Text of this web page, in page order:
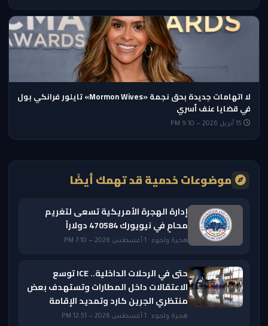
لا اتهامات جديدة بحق نجمة «Mormon Wives» تايلور فرانكي بول
في قضايا عنف أسري
موضوعات خدمية قد تهمك أيضًا
إدارة الهجرة الأمريكية تسعى لتغريم
محامٍ في نيويورك 470584 دولاراً
هجرة ولجوء · 1 أغسطس 2026 — 7:10 PM
حتى في الرحلات الداخلية.. ICE توسع
الاعتقالات داخل المطارات وتستهدف بعض
منتظري الجرين كارد وتمديد الإقامة
هجرة ولجوء · 1 أغسطس 2026 — 12:51 PM